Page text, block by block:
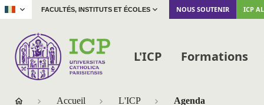
| FACULTÉS, INSTITUTS ET ÉCOLES NOUS SOUTENIR ICP
L'ICP Formations
Accueil L'ICP Agenda